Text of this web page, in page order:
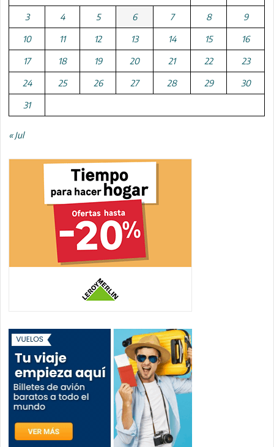
3 4 5 6 7 8 9
10 11 12 13 14 15 16
17 18 19 20 21 22 23
24 25 26 27 28 29 30
31
« Jul